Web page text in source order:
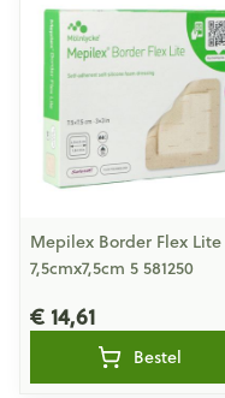
Mepilex Border Flex Lite
7,5cmx7,5cm 5 581250
€ 14,61
Bestel